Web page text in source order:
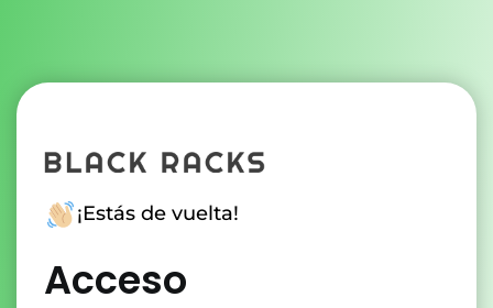
¡Estás de vuelta!
Acceso